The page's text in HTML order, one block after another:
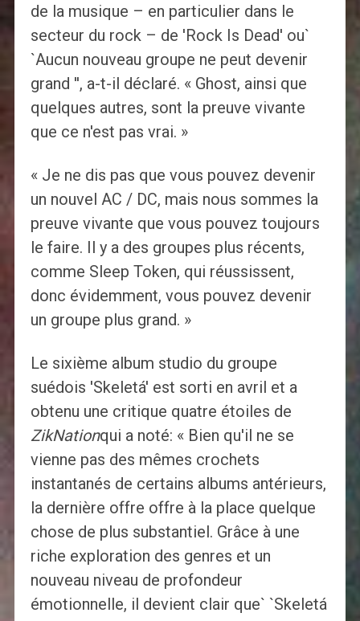
de la musique – en particulier dans le
secteur du rock – de 'Rock Is Dead' ou`
`Aucun nouveau groupe ne peut devenir
grand '', a-t-il déclaré. « Ghost, ainsi que
quelques autres, sont la preuve vivante
que ce n'est pas vrai. »
« Je ne dis pas que vous pouvez devenir
un nouvel AC / DC, mais nous sommes la
preuve vivante que vous pouvez toujours
le faire. Il y a des groupes plus récents,
comme Sleep Token, qui réussissent,
donc évidemment, vous pouvez devenir
un groupe plus grand. »
Le sixième album studio du groupe
suédois 'Skeletá' est sorti en avril et a
obtenu une critique quatre étoiles de
ZikNationqui a noté: « Bien qu'il ne se
vienne pas des mêmes crochets
instantanés de certains albums antérieurs,
la dernière offre offre à la place quelque
chose de plus substantiel. Grâce à une
riche exploration des genres et un
nouveau niveau de profondeur
émotionnelle, il devient clair que` `Skeletá